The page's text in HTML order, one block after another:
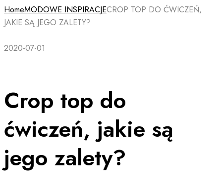
HomeMODOWE INSPIRACJECROP TOP DO ĆWICZEŃ,
JAKIE SĄ JEGO ZALETY?
2020-07-01
Crop top do
ćwiczeń, jakie są
jego zalety?